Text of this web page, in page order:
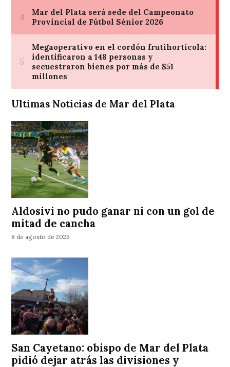
Ultimas Noticias de Mar del Plata
Aldosivi no pudo ganar ni con un gol de
mitad de cancha
8 de agosto de 2026
San Cayetano: obispo de Mar del Plata
pidió dejar atrás las divisiones y